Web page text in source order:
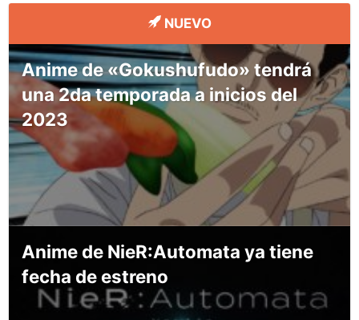
NUEVO
Anime de «Gokushufudo» tendrá
una 2da temporada a inicios del
2023
Anime de NieR:Automata ya tiene
fecha de estreno